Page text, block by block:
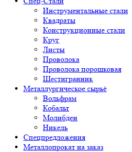
Инструментальные стали
Квадраты
Конструкционные стали
Круг
Листы
Проволока
Проволока порошковая
Шестигранник
Металлургическое сырьё
Вольфрам
Кобальт
Молибден
Никель
Спецпредложения
Металлопрокат на заказ